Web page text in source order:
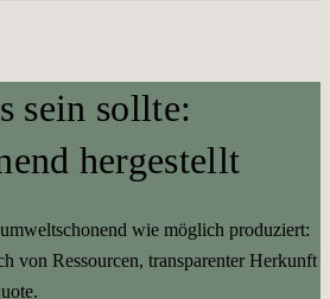
sein sollte:
hergestellt
wie möglich produziert:
von Ressourcen, transparenter Herkunft